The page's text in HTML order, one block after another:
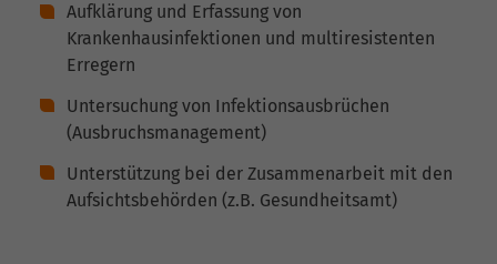
Aufklärung und Erfassung von
Krankenhausinfektionen und multiresistenten
Erregern
Untersuchung von Infektionsausbrüchen
(Ausbruchsmanagement)
Unterstützung bei der Zusammenarbeit mit den
Aufsichtsbehörden (z.B. Gesundheitsamt)